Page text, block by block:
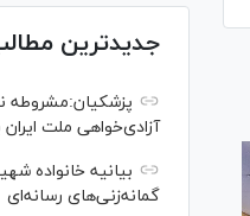
جدیدترین
پزشکیان:مشروطه
آزادی‌خواهی ملت ایران
بیانیه خانواده
گمانه‌زنی‌های رسانه‌ای